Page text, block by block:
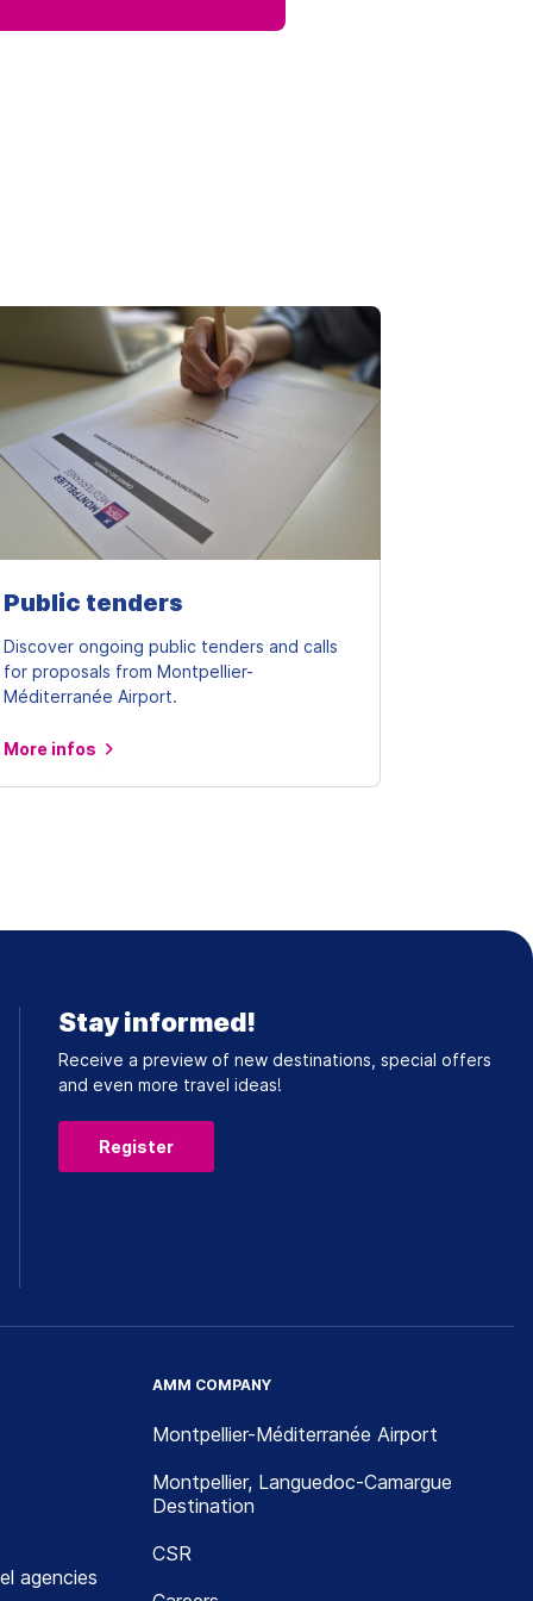
Public tenders
Discover ongoing public tenders and calls
for proposals from Montpellier-
Méditerranée Airport.
More infos
Stay informed!
Receive a preview of new destinations, special offers
and even more travel ideas!
Register
agencies
AMM COMPANY
Montpellier-Méditerranée Airport
Montpellier, Languedoc-Camargue
Destination
CSR